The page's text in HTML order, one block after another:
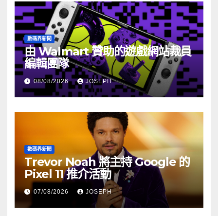
數碼界新聞
由 Walmart 贊助的遊戲網站裁員
編輯團隊
08/08/2026 JOSEPH
數碼界新聞
Trevor Noah 將主持 Google 的
Pixel 11 推介活動
07/08/2026 JOSEPH